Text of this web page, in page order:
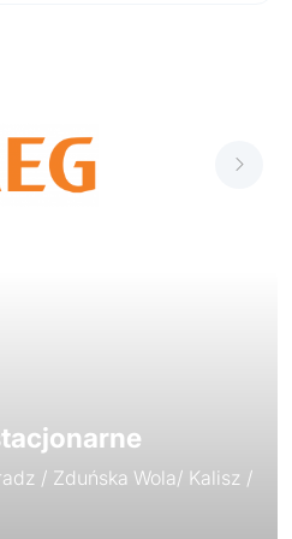
/ Zduńska Wola/ Kalisz /